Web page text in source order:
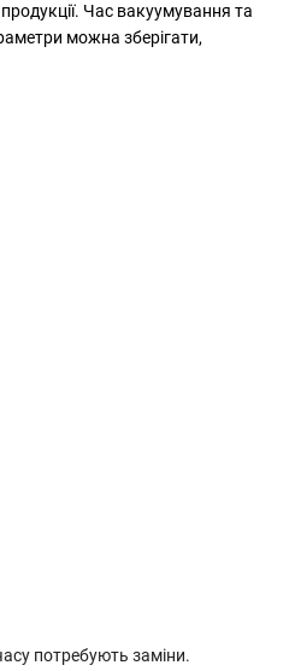
Час вакуумування та
можна зберігати,
потребують заміни.